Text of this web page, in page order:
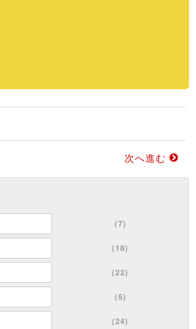
次へ進む
(7)
(18)
(22)
(5)
(24)